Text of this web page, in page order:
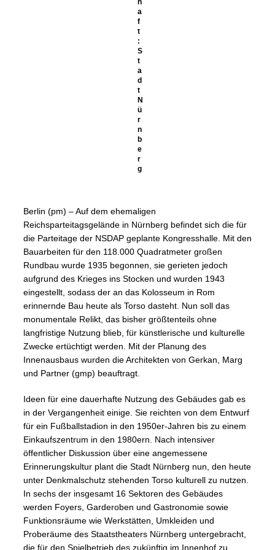
h
a
f
t
:
S
t
a
d
t
N
ü
r
n
b
e
r
g
Berlin (pm) – Auf dem ehemaligen
Reichsparteitagsgelände in Nürnberg befindet sich die für
die Parteitage der NSDAP geplante Kongresshalle. Mit den
Bauarbeiten für den 118.000 Quadratmeter großen
Rundbau wurde 1935 begonnen, sie gerieten jedoch
aufgrund des Krieges ins Stocken und wurden 1943
eingestellt, sodass der an das Kolosseum in Rom
erinnernde Bau heute als Torso dasteht. Nun soll das
monumentale Relikt, das bisher größtenteils ohne
langfristige Nutzung blieb, für künstlerische und kulturelle
Zwecke ertüchtigt werden. Mit der Planung des
Innenausbaus wurden die Architekten von Gerkan, Marg
und Partner (gmp) beauftragt.
Ideen für eine dauerhafte Nutzung des Gebäudes gab es
in der Vergangenheit einige. Sie reichten von dem Entwurf
für ein Fußballstadion in den 1950er-Jahren bis zu einem
Einkaufszentrum in den 1980ern. Nach intensiver
öffentlicher Diskussion über eine angemessene
Erinnerungskultur plant die Stadt Nürnberg nun, den heute
unter Denkmalschutz stehenden Torso kulturell zu nutzen.
In sechs der insgesamt 16 Sektoren des Gebäudes
werden Foyers, Garderoben und Gastronomie sowie
Funktionsräume wie Werkstätten, Umkleiden und
Proberäume des Staatstheaters Nürnberg untergebracht,
die für den Spielbetrieb des zukünftig im Innenhof zu